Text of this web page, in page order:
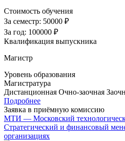
Стоимость обучения
За семестр: 50000 ₽
За год: 100000 ₽
Квалификация выпускника
Магистр
Уровень образования
Магистратура
Дистанционная Очно-заочная
Подробнее
Заявка в приёмную комиссию
МТИ — Московский
Стратегический и финансовый
организациях